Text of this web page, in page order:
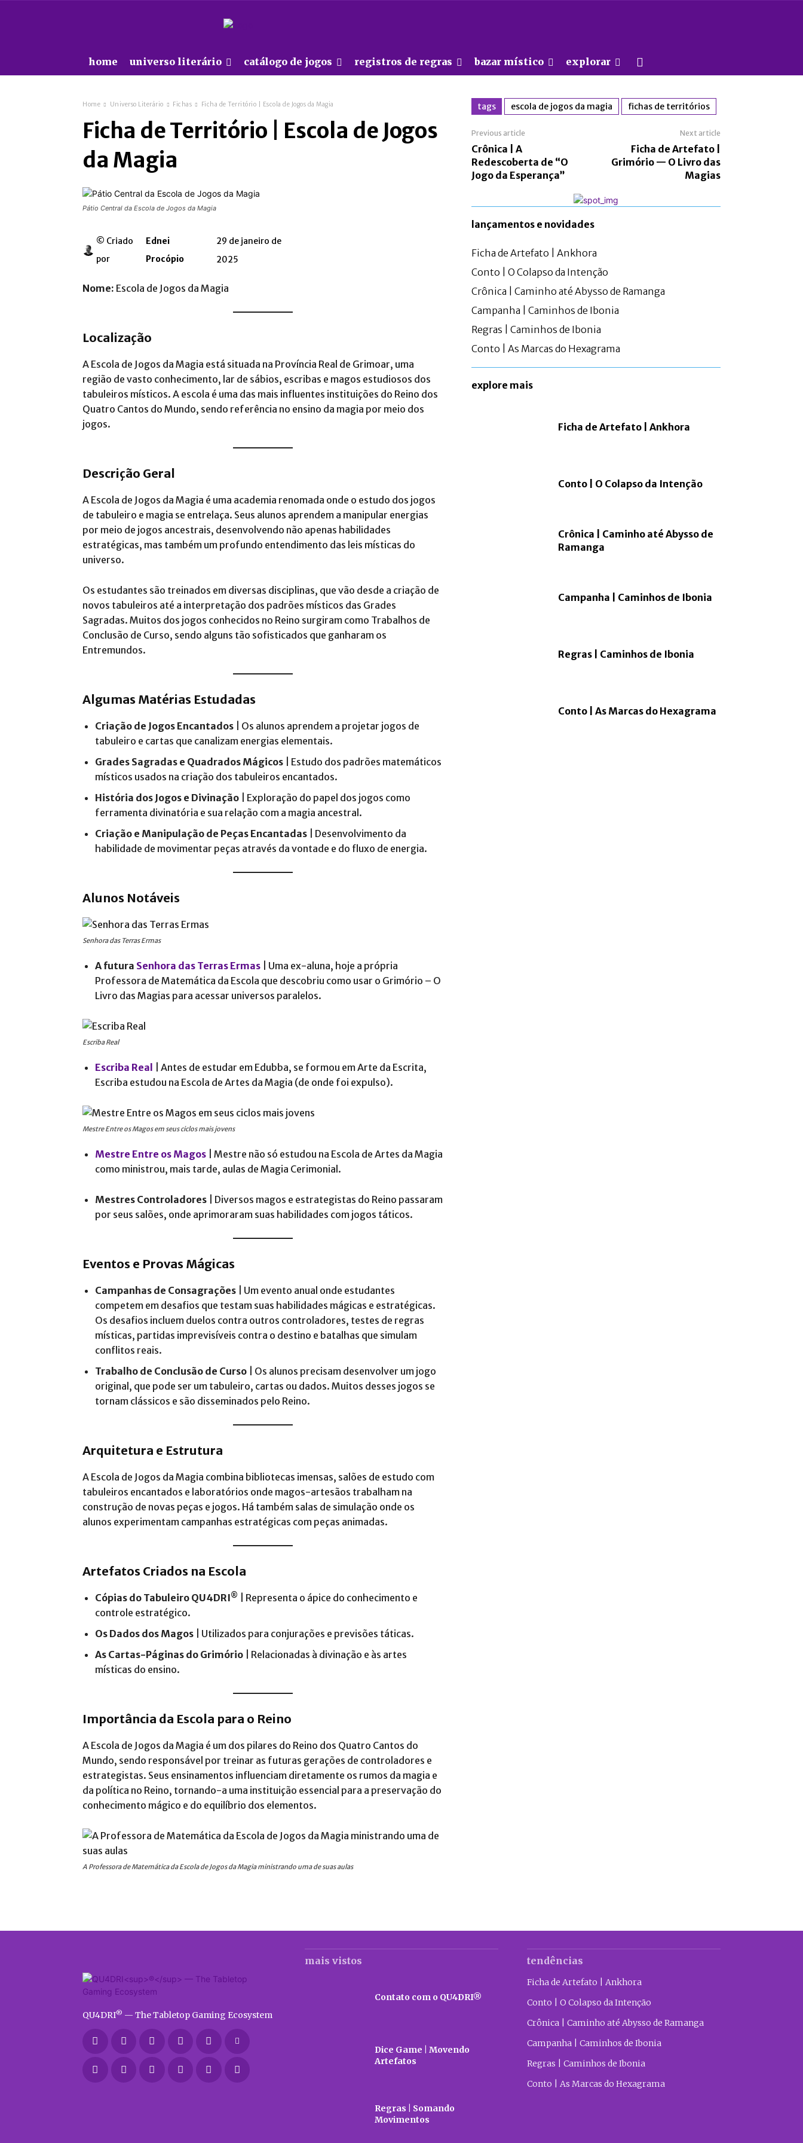
home universo literário catálogo de jogos registros de regras bazar místico explorar
Home Universo Literário Fichas Ficha de Território | Escola de Jogos da Magia
Ficha de Território | Escola de Jogos
da Magia
Pátio Central da Escola de Jogos da Magia
© Criado
por
Ednei
Procópio
29 de janeiro de
2025
Nome: Escola de Jogos da Magia
Localização
A Escola de Jogos da Magia está situada na Província Real de Grimoar, uma
região de vasto conhecimento, lar de sábios, escribas e magos estudiosos dos
tabuleiros místicos. A escola é uma das mais influentes instituições do Reino dos
Quatro Cantos do Mundo, sendo referência no ensino da magia por meio dos
jogos​.
Descrição Geral
A Escola de Jogos da Magia é uma academia renomada onde o estudo dos jogos
de tabuleiro e magia se entrelaça. Seus alunos aprendem a manipular energias
por meio de jogos ancestrais, desenvolvendo não apenas habilidades
estratégicas, mas também um profundo entendimento das leis místicas do
universo.
Os estudantes são treinados em diversas disciplinas, que vão desde a criação de
novos tabuleiros até a interpretação dos padrões místicos das Grades
Sagradas. Muitos dos jogos conhecidos no Reino surgiram como Trabalhos de
Conclusão de Curso, sendo alguns tão sofisticados que ganharam os
Entremundo​s.
Algumas Matérias Estudadas
Criação de Jogos Encantados | Os alunos aprendem a projetar jogos de
tabuleiro e cartas que canalizam energias elementais.
Grades Sagradas e Quadrados Mágicos | Estudo dos padrões matemáticos
místicos usados na criação dos tabuleiros encantados​.
História dos Jogos e Divinação | Exploração do papel dos jogos como
ferramenta divinatória e sua relação com a magia ancestral.
Criação e Manipulação de Peças Encantadas | Desenvolvimento da
habilidade de movimentar peças através da vontade e do fluxo de energia​.
Alunos Notáveis
Senhora das Terras Ermas
A futura Senhora das Terras Ermas | Uma ex-aluna, hoje a própria
Professora de Matemática da Escola que descobriu como usar o Grimório – O
Livro das Magias para acessar universos paralelos​.
Escriba Real
Escriba Real
| Antes de estudar em Edubba, se formou em Arte da Escrita,
Escriba estudou na Escola de Artes da Magia (de onde foi expulso).
Mestre Entre os Magos em seus ciclos mais jovens
Mestre Entre os Magos | Mestre não só estudou na Escola de Artes da Magia
como ministrou, mais tarde, aulas de Magia Cerimonial.
Mestres Controladores | Diversos magos e estrategistas do Reino passaram
por seus salões, onde aprimoraram suas habilidades com jogos táticos.
Eventos e Provas Mágicas
Campanhas de Consagrações | Um evento anual onde estudantes
competem em desafios que testam suas habilidades mágicas e estratégicas.
Os desafios incluem duelos contra outros controladores, testes de regras
místicas, partidas imprevisíveis contra o destino e batalhas que simulam
conflitos reais​.
Trabalho de Conclusão de Curso | Os alunos precisam desenvolver um jogo
original, que pode ser um tabuleiro, cartas ou dados. Muitos desses jogos se
tornam clássicos e são disseminados pelo Reino​.
Arquitetura e Estrutura
A Escola de Jogos da Magia combina bibliotecas imensas, salões de estudo com
tabuleiros encantados e laboratórios onde magos-artesãos trabalham na
construção de novas peças e jogos. Há também salas de simulação onde os
alunos experimentam campanhas estratégicas com peças animadas​.
Artefatos Criados na Escola
Cópias do Tabuleiro QU4DRI®
| Representa o ápice do conhecimento e
controle estratégico.
Os Dados dos Magos | Utilizados para conjurações e previsões táticas.
As Cartas-Páginas do Grimório | Relacionadas à divinação e às artes
místicas do ensino.
Importância da Escola para o Reino
A Escola de Jogos da Magia é um dos pilares do Reino dos Quatro Cantos do
Mundo, sendo responsável por treinar as futuras gerações de controladores e
estrategistas. Seus ensinamentos influenciam diretamente os rumos da magia e
da política no Reino, tornando-a uma instituição essencial para a preservação do
conhecimento mágico e do equilíbrio dos elementos.
A Professora de Matemática da Escola de Jogos da Magia ministrando uma de suas aulas
tags escola de jogos da magia fichas de territórios
Previous article
Crônica | A
Redescoberta de “O
Jogo da Esperança”
Next article
Ficha de Artefato |
Grimório — O Livro das
Magias
lançamentos e novidades
Ficha de Artefato | Ankhora
Conto | O Colapso da Intenção
Crônica | Caminho até Abysso de Ramanga
Campanha | Caminhos de Ibonia
Regras | Caminhos de Ibonia
Conto | As Marcas do Hexagrama
explore mais
Ficha de Artefato | Ankhora
Conto | O Colapso da Intenção
Crônica | Caminho até Abysso de
Ramanga
Campanha | Caminhos de Ibonia
Regras | Caminhos de Ibonia
Conto | As Marcas do Hexagrama
QU4DRI® — The Tabletop Gaming Ecosystem
mais vistos
Contato com o QU4DRI®
Dice Game | Movendo
Artefatos
Regras | Somando
Movimentos
tendências
Ficha de Artefato | Ankhora
Conto | O Colapso da Intenção
Crônica | Caminho até Abysso de Ramanga
Campanha | Caminhos de Ibonia
Regras | Caminhos de Ibonia
Conto | As Marcas do Hexagrama